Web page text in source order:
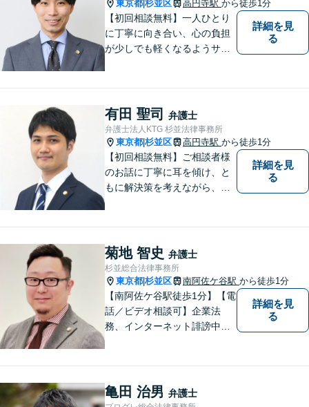
東京都 杉並区 高円寺駅 から徒歩1分
【初回相談無料】一人ひとり
に丁寧に向き合い、心の負担
が少しでも軽くなるようサポ
しています。【夜間や休日相
談も対応可能】【メール・WE
B面談可】
詳細を見
る
有田 聖司 弁護士
弁護士法人KTG 杉並法律事務所
東京都 杉並区 高円寺駅 から徒歩1分
【初回相談無料】ご相談者様
のお話に丁寧に耳を傾け、と
もに解決策を考えながら、納
う日々精進して参ります。
【夜間や休日相談も対応可
能】【メール・WEB面談可】
詳細を見
る
菊地 智史 弁護士
杉並総合法律事務所
東京都 杉並区 南阿佐ケ谷駅 から徒歩1分
【南阿佐ケ谷駅徒歩1分】【電
話／ビデオ相談可】企業法
務、インターネット誹謗中
いのかな」と迷われている方
は、どうぞご遠慮なく私にご
詳細を見
る
亀田 治男 弁護士